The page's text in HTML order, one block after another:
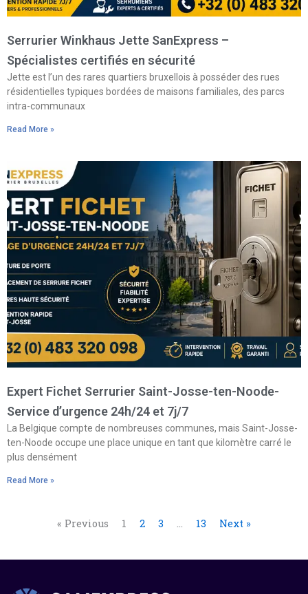
Serrurier Winkhaus Jette SanExpress –
Spécialistes certifiés en sécurité
Jette est l’un des rares quartiers bruxellois à posséder des rues
résidentielles typiques bordées de maisons familiales, des parcs
intra-communaux
Read More »
Expert Fichet Serrurier Saint-Josse-ten-Noode-
Service d’urgence 24h/24 et 7j/7
La Belgique compte de nombreuses communes, mais Saint-Josse-
ten-Noode occupe une place unique en tant que kilomètre carré le
plus densément
Read More »
« Previous 1 2 3 … 13 Next »